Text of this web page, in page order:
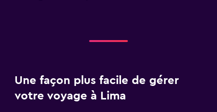
Une façon plus facile de gérer
votre voyage à Lima